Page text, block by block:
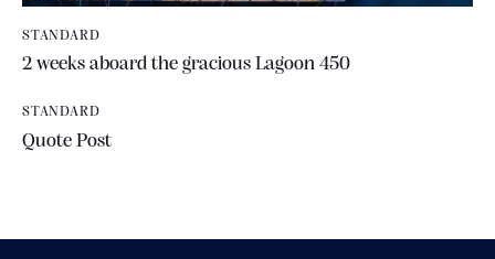
STANDARD
2 weeks aboard the gracious Lagoon 450
STANDARD
Quote Post